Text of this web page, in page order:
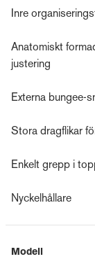
Inre
Anatomiskt
justering
Externa bungee-
Stora dragflikar
Enkelt grepp i
Nyckelhållare
Modell